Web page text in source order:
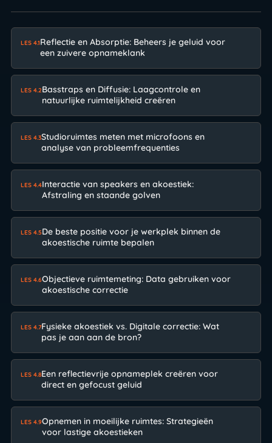
LES 4.1Reflectie en Absorptie: Beheers je geluid voor
een zuivere opnameklank
LES 4.2Basstraps en Diffusie: Laagcontrole en
natuurlijke ruimtelijkheid creëren
LES 4.3Studioruimtes meten met microfoons en
analyse van probleemfrequenties
LES 4.4Interactie van speakers en akoestiek:
Afstraling en staande golven
LES 4.5De beste positie voor je werkplek binnen de
akoestische ruimte bepalen
LES 4.6Objectieve ruimtemeting: Data gebruiken voor
akoestische correctie
LES 4.7Fysieke akoestiek vs. Digitale correctie: Wat
pas je aan aan de bron?
LES 4.8Een reflectievrije opnameplek creëren voor
direct en gefocust geluid
LES 4.9Opnemen in moeilijke ruimtes: Strategieën
voor lastige akoestieken